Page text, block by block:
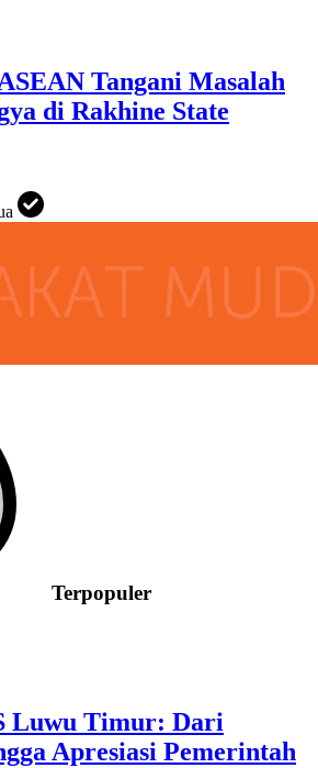
Tangani Masalah
di Rakhine State
Terpopuler
Luwu Timur: Dari
Apresiasi Pemerintah